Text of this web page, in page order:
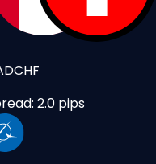
2.0 pips